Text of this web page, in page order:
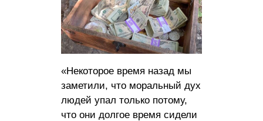
«Некоторое время назад мы
заметили, что моральный дух
людей упал только потому,
что они долгое время сидели